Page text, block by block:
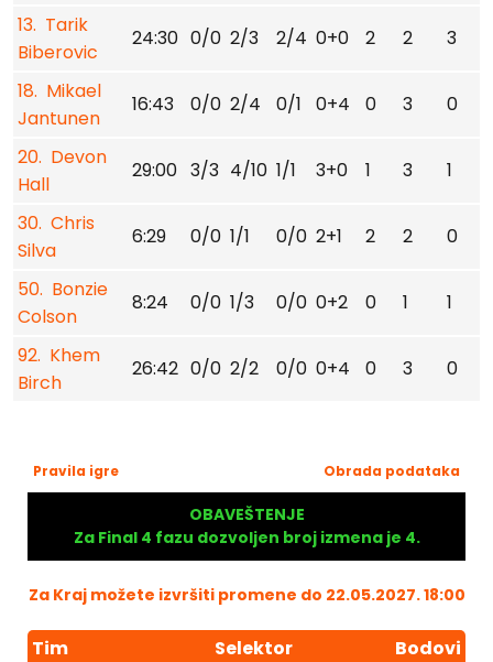
13. Tarik
Biberovic
24:30 0/0 2/3 2/4 0+0 2 2 3
18. Mikael
Jantunen
16:43 0/0 2/4 0/1 0+4 0 3 0
20. Devon
Hall
29:00 3/3 4/10 1/1 3+0 1 3 1
30. Chris
Silva
6:29 0/0 1/1 0/0 2+1 2 2 0
50. Bonzie
Colson
8:24 0/0 1/3 0/0 0+2 0 1 1
92. Khem
Birch
26:42 0/0 2/2 0/0 0+4 0 3 0
Pravila igre Obrada podataka
OBAVEŠTENJE
Za Final 4 fazu dozvoljen broj izmena je 4.
Za Kraj možete izvršiti promene do 22.05.2027. 18:00
Tim Selektor
Bodovi